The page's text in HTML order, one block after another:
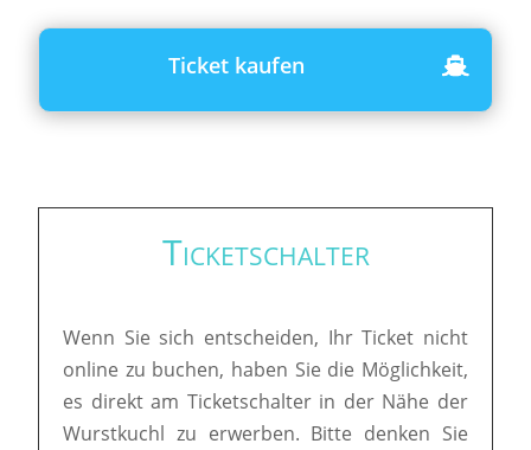
Ticket kaufen
Ticketschalter
Wenn Sie sich entscheiden, Ihr Ticket nicht
online zu buchen, haben Sie die Möglichkeit,
es direkt am Ticketschalter in der Nähe der
Wurstkuchl zu erwerben. Bitte denken Sie